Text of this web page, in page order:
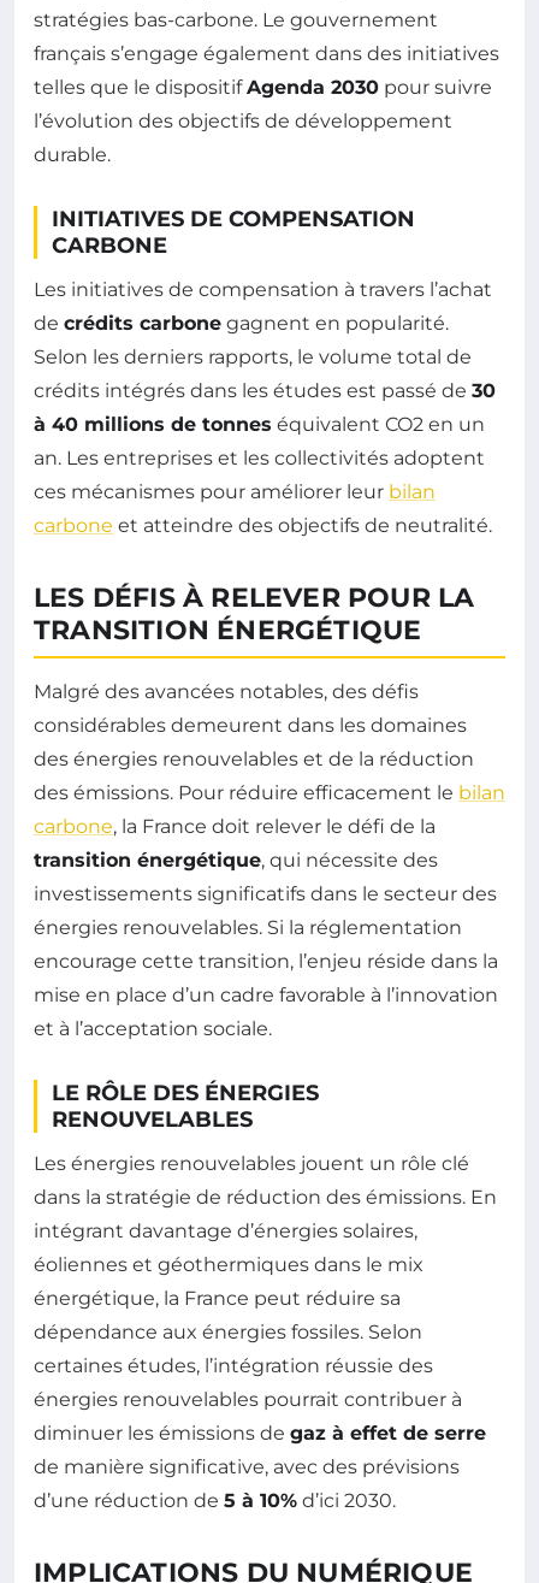
stratégies bas-carbone. Le gouvernement
français s’engage également dans des initiatives
telles que le dispositifAgenda 2030 pour suivre
l’évolution des objectifs de développement
durable.
INITIATIVES DE COMPENSATION
CARBONE
Les initiatives de compensation à travers l’achat
de crédits carbone gagnent en popularité.
Selon les derniers rapports, le volume total de
crédits intégrés dans les études est passé de 30
à 40 millions de tonnes équivalent CO2 en un
an. Les entreprises et les collectivités adoptent
ces mécanismes pour améliorer leur bilan
carbone et atteindre des objectifs de neutralité.
LES DÉFIS À RELEVER POUR LA
TRANSITION ÉNERGÉTIQUE
Malgré des avancées notables, des défis
considérables demeurent dans les domaines
des énergies renouvelables et de la réduction
des émissions. Pour réduire efficacement le bilan
carbone, la France doit relever le défi de la
transition énergétique, qui nécessite des
investissements significatifs dans le secteur des
énergies renouvelables. Si la réglementation
encourage cette transition, l’enjeu réside dans la
mise en place d’un cadre favorable à l’innovation
et à l’acceptation sociale.
LE RÔLE DES ÉNERGIES
RENOUVELABLES
Les énergies renouvelables jouent un rôle clé
dans la stratégie de réduction des émissions. En
intégrant davantage d’énergies solaires,
éoliennes et géothermiques dans le mix
énergétique, la France peut réduire sa
dépendance aux énergies fossiles. Selon
certaines études, l’intégration réussie des
énergies renouvelables pourrait contribuer à
diminuer les émissions de gaz à effet de serre
de manière significative, avec des prévisions
d’une réduction de 5 à 10% d’ici 2030.
IMPLICATIONS DU NUMÉRIQUE